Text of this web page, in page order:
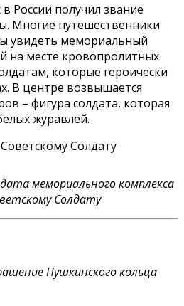
России получил звание
Многие путешественники
увидеть мемориальный
на месте кровопролитных
которые героически
В центре возвышается
– фигура солдата, которая
журавлей.
мемориального комплекса
Солдату
Пушкинского кольца